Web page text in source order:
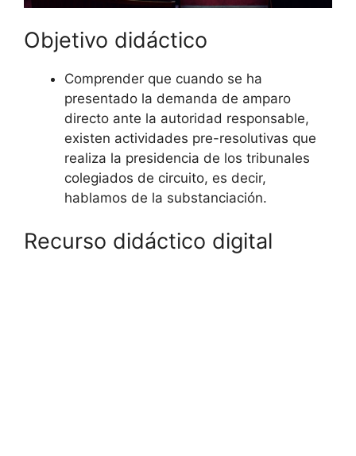
Objetivo didáctico
Comprender que cuando se ha
presentado la demanda de amparo
directo ante la autoridad responsable,
existen actividades pre-resolutivas que
realiza la presidencia de los tribunales
colegiados de circuito, es decir,
hablamos de la substanciación.
Recurso didáctico digital